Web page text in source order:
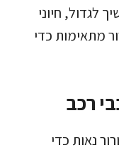
לגדול, חיוני
מתאימות כדי
רכב
נאות כדי